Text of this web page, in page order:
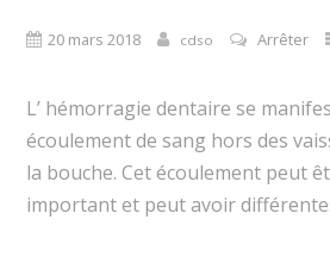
20 mars 2018 cdso Arrêter
L’ hémorragie dentaire se
écoulement de sang hors des
la bouche. Cet écoulement peut
important et peut avoir